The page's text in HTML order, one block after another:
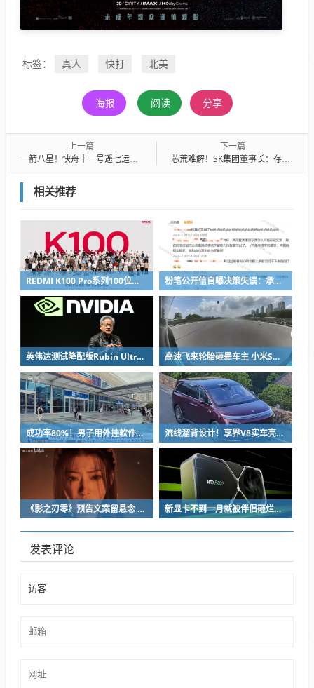
标签： 真人 快打 北美
海报 阅读 分享
上一篇
一箭八星！快舟十一号遥七运载火箭成功发射
下一篇
芯荒难解！SK集团董事长：存储芯片短缺或持续至2030年
相关推荐
REDMI K100 Pro系列100位工程师代表亮相：设计、工程K90原班人马操刀 粉笔公开信自曝决策失误：承认鸡贼 蹭热度 舍不得成本想多收钱
英伟达测试降配版Rubin Ultra GPU：HBM短缺下芯片厂商如何破局 高速飞来轮胎砸晕车主 小米SU7自动断电呼叫120 全程半小时救回一命
成功率80%！男子用外挂软件抢12306火车票：牟利2万多被判刑 流线溜背设计！享界V8实车亮相：增程版最大续航339km
《影之刃零》预告文案留悬念 玩家：要反向跳票 新显卡不到一月就被伴侣砸烂：小哥哀叹如此脆弱
发表评论